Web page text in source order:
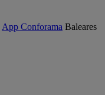
App Conforama Baleares